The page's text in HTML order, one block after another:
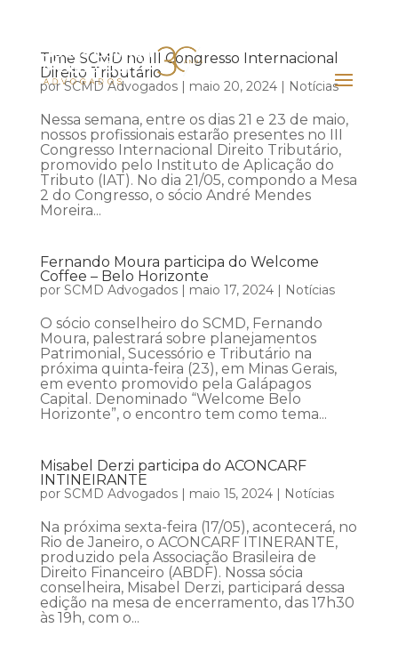
Time SCMD no III Congresso Internacional
Direito Tributário
porSCMD Advogados| maio 20, 2024| Notícias
Nessa semana, entre os dias 21 e 23 de maio,
nossos profissionais estarão presentes no III
Congresso Internacional Direito Tributário,
promovido pelo Instituto de Aplicação do
Tributo (IAT). No dia 21/05, compondo a Mesa
2 do Congresso, o sócio André Mendes
Moreira...
Fernando Moura participa do Welcome
Coffee – Belo Horizonte
por SCMD Advogados| maio 17, 2024| Notícias
O sócio conselheiro do SCMD, Fernando
Moura, palestrará sobre planejamentos
Patrimonial, Sucessório e Tributário na
próxima quinta-feira (23), em Minas Gerais,
em evento promovido pela Galápagos
Capital. Denominado “Welcome Belo
Horizonte”, o encontro tem como tema...
Misabel Derzi participa do ACONCARF
INTINEIRANTE
por SCMD Advogados| maio 15, 2024| Notícias
Na próxima sexta-feira (17/05), acontecerá, no
Rio de Janeiro, o ACONCARF ITINERANTE,
produzido pela Associação Brasileira de
Direito Financeiro (ABDF). Nossa sócia
conselheira, Misabel Derzi, participará dessa
edição na mesa de encerramento, das 17h30
às 19h, com o...